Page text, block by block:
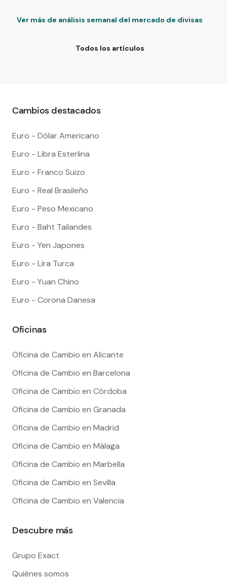
Ver más de análisis semanal del mercado de divisas
Todos los artículos
Cambios destacados
Euro - Dólar Americano
Euro - Libra Esterlina
Euro - Franco Suizo
Euro - Real Brasileño
Euro - Peso Mexicano
Euro - Baht Tailandes
Euro - Yen Japones
Euro - Lira Turca
Euro - Yuan Chino
Euro - Corona Danesa
Oficinas
Oficina de Cambio en Alicante
Oficina de Cambio en Barcelona
Oficina de Cambio en Córdoba
Oficina de Cambio en Granada
Oficina de Cambio en Madrid
Oficina de Cambio en Málaga
Oficina de Cambio en Marbella
Oficina de Cambio en Sevilla
Oficina de Cambio en Valencia
Descubre más
Grupo Exact
Quiénes somos